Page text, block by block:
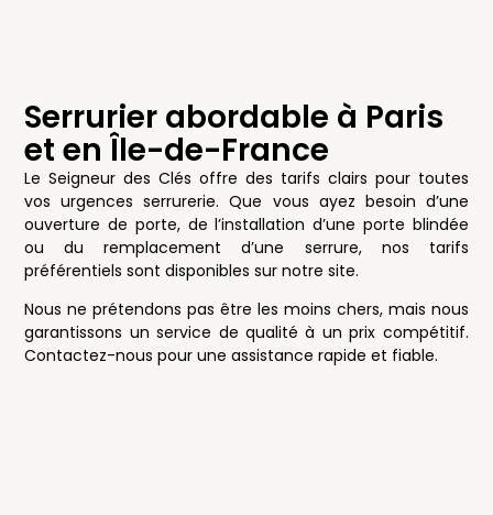
Serrurier abordable à Paris
et en Île-de-France
Le Seigneur des Clés offre des tarifs clairs pour toutes
vos urgences serrurerie. Que vous ayez besoin d’une
ouverture de porte, de l’installation d’une porte blindée
ou du remplacement d’une serrure, nos tarifs
préférentiels sont disponibles sur notre site.
Nous ne prétendons pas être les moins chers, mais nous
garantissons un service de qualité à un prix compétitif.
Contactez-nous pour une assistance rapide et fiable.